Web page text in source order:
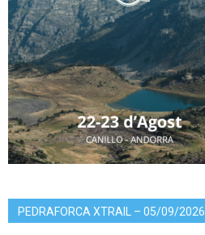
PEDRAFORCA XTRAIL – 05/09/2026